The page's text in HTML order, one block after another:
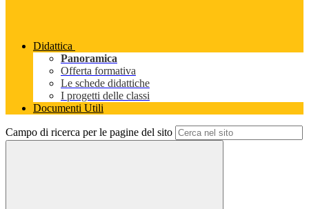
Didattica
Panoramica
Offerta formativa
Le schede didattiche
I progetti delle classi
Documenti Utili
Campo di ricerca per le pagine del sito